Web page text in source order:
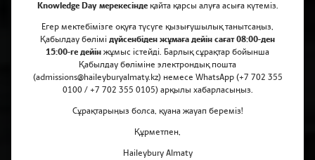
Селинді беделді
университеттерге түсуімен
құттықтаймыз!
Knowledge Day мерекесіндеқайта қарсы алуға асыға күтеміз.
Егер мектебімізге оқуға түсуге қызығушылық танытсаңыз,
Қабылдау бөлімі дүйсенбіден жұмаға дейін сағат 08:00-ден
15:00-ге дейін жұмыс істейді. Барлық сұрақтар бойынша
Қабылдау бөліміне электрондық пошта
(admissions@haileyburyalmaty.kz) немесе WhatsApp (+7 702 355
0100 / +7 702 355 0105) арқылы хабарласыңыз.
Сұрақтарыңыз болса, қуана жауап береміз!
Құрметпен,
Haileybury Almaty